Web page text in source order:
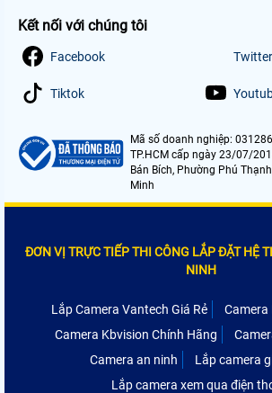
Kết nối với chúng tôi
Facebook Twitter
Tiktok
Mã số doanh nghiệp:
TP.HCM cấp ngày 23/07/
Bán Bích, Phường Phú
Minh
ĐƠN VỊ TRỰC TIẾP THI CÔNG LẮP ĐẶT HỆ
NINH
Lắp Camera Vantech Giá Rẻ
Camera
Camera Kbvision Chính Hãng
Camera an ninh
Lắp camera
Lắp camera xem qua điện